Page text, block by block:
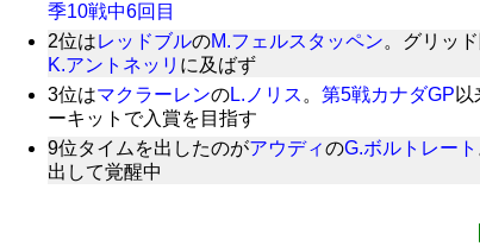
季10戦中6回目
2位はレッドブルのM.フェルスタッペン。グリッ
K.アントネッリ に及ばず
3位はマクラーレンのL.ノリス。第5戦カナダGP以
ーキットで入賞を目指す
9位タイムを出したのがアウディのG.ボルトレート
出して覚醒中